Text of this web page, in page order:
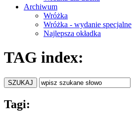
Archiwum
Wróżka
Wróżka - wydanie specjalne
Najlepsza okładka
TAG index:
Tagi: